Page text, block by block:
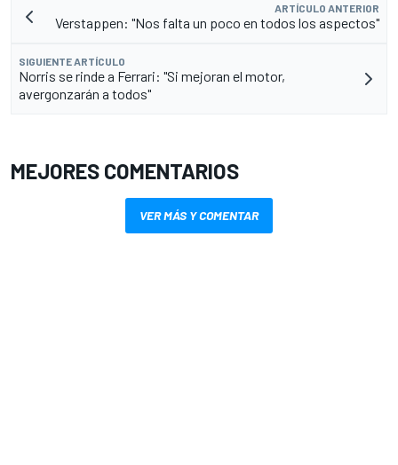
ARTÍCULO ANTERIOR
Verstappen: "Nos falta un poco en todos los aspectos"
SIGUIENTE ARTÍCULO
Norris se rinde a Ferrari: "Si mejoran el motor,
avergonzarán a todos"
MEJORES COMENTARIOS
VER MÁS Y COMENTAR